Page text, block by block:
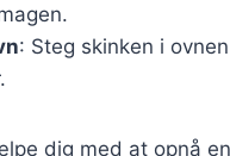
: Steg skinken i
dig med at opnå